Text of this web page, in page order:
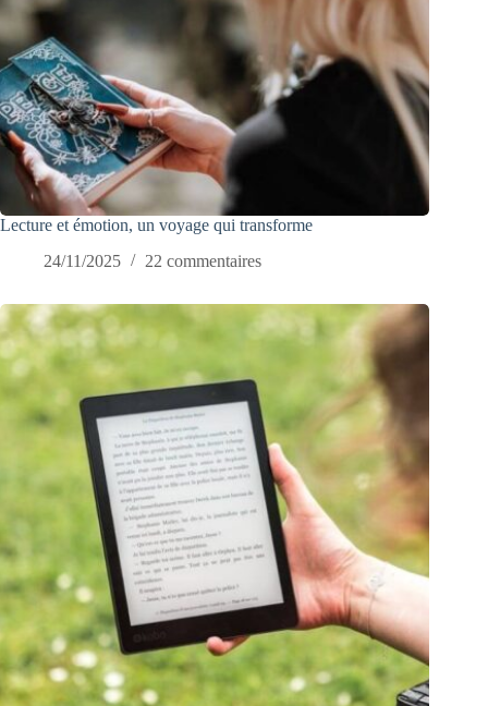
Lecture et émotion, un voyage qui transforme
24/11/2025
22 commentaires